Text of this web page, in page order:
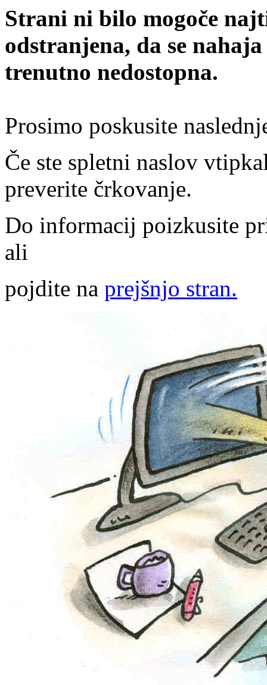
Strani ni bilo mogoče
odstranjena, da se
trenutno nedostopna.
Prosimo poskusite
Če ste spletni naslov
preverite črkovanje.
Do informacij poizkusite
ali
pojdite na prejšnjo stran.